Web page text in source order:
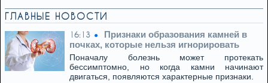
ГЛАВНЫЕ НОВОСТИ
16:13
Признаки образования камней в
почках, которые нельзя игнорировать
Поначалу болезнь может протекать
бессимптомно, но когда камни начинают
двигаться, появляются характерные признаки.